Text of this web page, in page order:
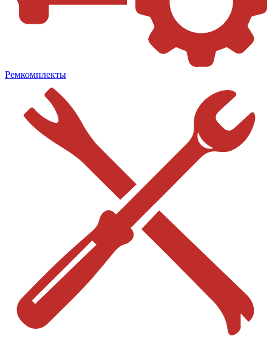
Ремкомплекты